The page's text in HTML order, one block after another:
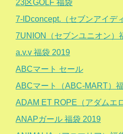
23区GOLF 福袋
7-IDconcept.（セブンアイデ
7UNION（セブンユニオン）
a.v.v 福袋 2019
ABCマート セール
ABCマート（ABC-MART）
ADAM ET ROPE（アダムエ
ANAPガール 福袋 2019